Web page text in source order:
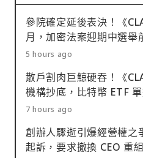
參院確定延後表決！《
月，加密法案迎期中選舉
5 hours ago
散戶割肉巨鯨硬吞！《
機構抄底，比特幣 ETF
7 hours ago
創辦人驟逝引爆經營權
起訴，要求撤換 CEO 重